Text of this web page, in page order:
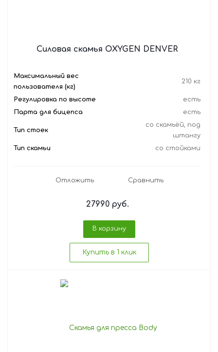
Силовая скамья OXYGEN DENVER
Максимальный вес
пользователя (кг)
210 кг
Регулировка по высоте
есть
Парта для бицепса
есть
Тип стоек
со скамьёй, под
штангу
Тип скамьи
со стойками
Отложить Сравнить
27990руб.
В корзину
Купить в 1 клик